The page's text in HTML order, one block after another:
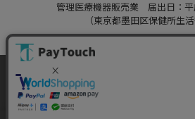
管理医療機器販売業 届出日：平
（東京都墨田区保健所生活
Copyright 2022
Powered by Watahan
当ウェブサイトでは、お客様により良い
をご提供するため、クッキーを利用して
サイト利用を継続することにより、クッ